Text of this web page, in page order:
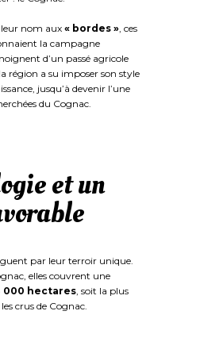
leur nom aux « bordes », ces
la campagne
d’un passé agricole
région a su imposer son style
jusqu’à devenir l’une
du Cognac.
et un
par leur terroir unique.
elles couvrent une
000 hectares , soit la plus
crus de Cognac.